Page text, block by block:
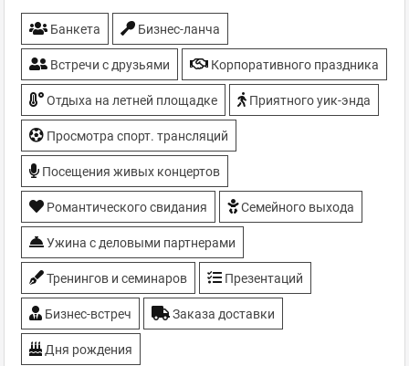
Парковка
Спортивные трансляции
Банкета Бизнес-ланча
Встречи с друзьями Корпоративного праздника
Отдыха на летней площадке Приятного уик-энда
Просмотра спорт. трансляций
Посещения живых концертов
Романтического свидания Семейного выхода
Ужина с деловыми партнерами
Тренингов и семинаров Презентаций
Бизнес-встреч Заказа доставки
Дня рождения